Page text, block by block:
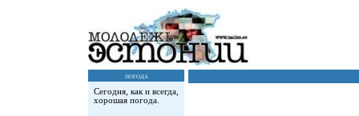
погода
Сегодня, как и всегда,
хорошая погода.